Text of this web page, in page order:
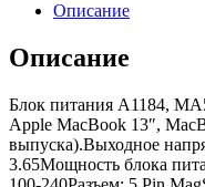
Описание
Описание
Блок питания A1184,
Apple MacBook 13″,
выпуска).Выходное
3.65Мощность блока